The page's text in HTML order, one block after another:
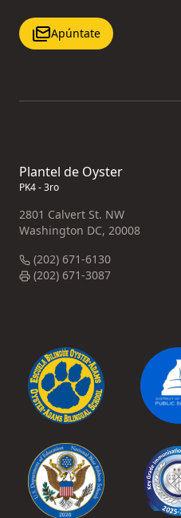
Apúntate
Plantel de Oyster
PK4 - 3ro
2801 Calvert St. NW
Washington DC, 20008
(202) 671-6130
(202) 671-3087